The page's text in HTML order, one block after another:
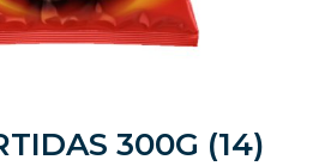
300G (14)